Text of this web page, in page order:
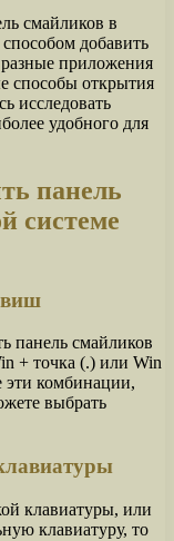
смайликов в
добавить
приложения
способы открытия
исследовать
удобного для
панель
системе
панель смайликов
+ точка (.) или Win
эти комбинации,
выбрать
клавиатуры, или
клавиатуру, то